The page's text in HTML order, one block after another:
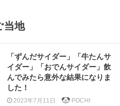
当地
「ずんだサイダー」「牛たんサ
イダー」「おでんサイダー」飲
んでみたら意外な結果になりま
した！
2023年7月11日 POCHI